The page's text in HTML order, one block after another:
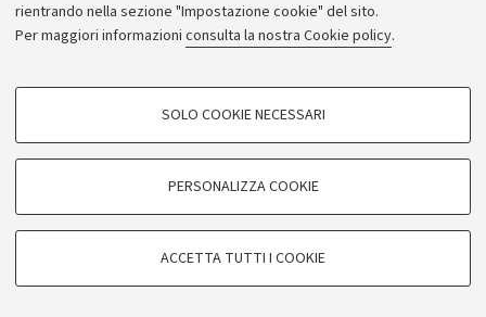
rientrando nella sezione "Impostazione cookie" del sito.
Per maggiori informazioni consulta la nostra Cookie policy.
COOKIE DI PROFILAZIONE - FACOLTATIVI
COOKIE TECNICI - NECESSARI
Si tratta di cookie tecnici utilizzati, a titolo esemplificativo, per il corretto
SOLO COOKIE NECESSARI
PERSONALIZZA COOKIE
ACCETTA TUTTI I COOKIE
Rassegna stampa
© Copyright 2026 - ALMA MATER STUDIORUM - Università di
Bologna - Via Zamboni, 33 - 40126 Bologna - PI: 01131710376 -
CF: 80007010376
Privacy
Note legali Impostazioni Cookie